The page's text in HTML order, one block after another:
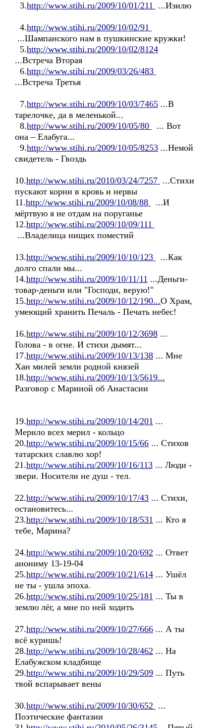
3.http://www.stihi.ru/2009/10/01/211 ...Изилю
4.http://www.stihi.ru/2009/10/02/91
...Шампанского нам в пушкинские кружки!
5.http://www.stihi.ru/2009/10/02/8124
...Встреча Вторая
6.http://www.stihi.ru/2009/03/26/483
...Встреча Третья
7.http://www.stihi.ru/2009/10/03/7465 ...В
тарелочке, да в меленькой...
8.http://www.stihi.ru/2009/10/05/80
... Вот
она – Елабуга...
9.http://www.stihi.ru/2009/10/05/8253 ...Немой
свидетель - Гвоздь
10.http://www.stihi.ru/2010/03/24/7257 ...Стихи
пускают корни в кровь и нервы
11.http://www.stihi.ru/2009/10/08/88
...И
мёртвую я не отдам на поруганье
12.http://www.stihi.ru/2009/10/09/111
...Владелица нищих поместий
13.http://www.stihi.ru/2009/10/10/123
...Как
долго спали мы...
14.http://www.stihi.ru/2009/10/11/11 ...Деньги-
товар-деньги или "Господи, верую!"
15.http://www.stihi.ru/2009/10/12/190...О Храм,
умеющий хранить Печаль - Печать небес!
16.http://www.stihi.ru/2009/10/12/3698 ...
Голова - в огне. И стихи дымят...
17.http://www.stihi.ru/2009/10/13/138 ... Мне
Хан милей земли родной князей
18.http://www.stihi.ru/2009/10/13/5619...
Разговор с Мариной об Анастасии
19.http://www.stihi.ru/2009/10/14/201 ...
Мерило всех мерил - кольцо
20.http://www.stihi.ru/2009/10/15/66 ... Стихов
татарских славлю хор!
21.http://www.stihi.ru/2009/10/16/113 ... Люди -
звери. Носители не душ - тел.
22.http://www.stihi.ru/2009/10/17/43 ... Стихи,
остановитесь...
23.http://www.stihi.ru/2009/10/18/531 ... Кто я
тебе, Марина?
24.http://www.stihi.ru/2009/10/20/692 ... Ответ
анониму 13-19-04
25.http://www.stihi.ru/2009/10/21/614 ... Ушёл
не ты - ушла эпоха.
26.http://www.stihi.ru/2009/10/25/181 ... Ты в
землю лёг, а мне по ней ходить
27.http://www.stihi.ru/2009/10/27/666 ... А ты
всё куришь!
28.http://www.stihi.ru/2009/10/28/462 ... На
Елабужском кладбище
29.http://www.stihi.ru/2009/10/29/509 ... Путь
твой вспарывает вены
30.http://www.stihi.ru/2009/10/30/652 ...
Поэтические фантазии